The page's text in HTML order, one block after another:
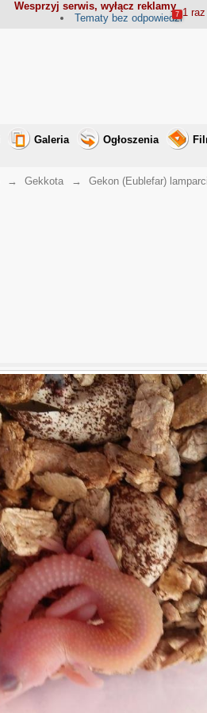
Wesprzyj serwis, wyłącz reklamy
1 raz
Tematy bez odpowiedzi
7
Galeria Ogłoszenia
→ Gekkota → Gekon (Eublefar)